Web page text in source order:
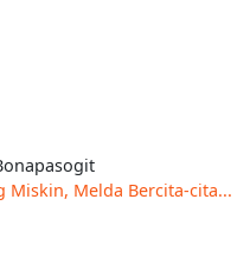
Miskin, Melda Bercita-cita...